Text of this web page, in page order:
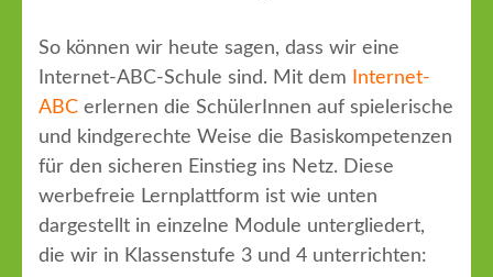
So können wir heute sagen, dass wir eine
Internet-ABC-Schule sind. Mit dem
Internet-
ABC erlernen die SchülerInnen auf spielerische
und kindgerechte Weise die Basiskompetenzen
für den sicheren Einstieg ins Netz. Diese
werbefreie Lernplattform ist wie unten
dargestellt in einzelne Module untergliedert,
die wir in Klassenstufe 3 und 4 unterrichten: